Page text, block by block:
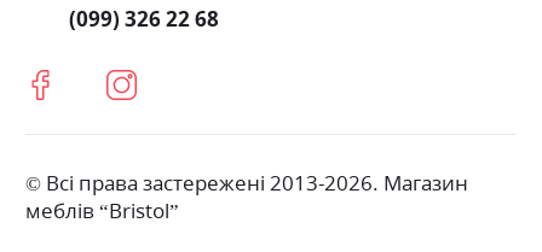
(099) 326 22 68
© Всі права застережені 2013-2026. Магазин
меблів “Bristol”